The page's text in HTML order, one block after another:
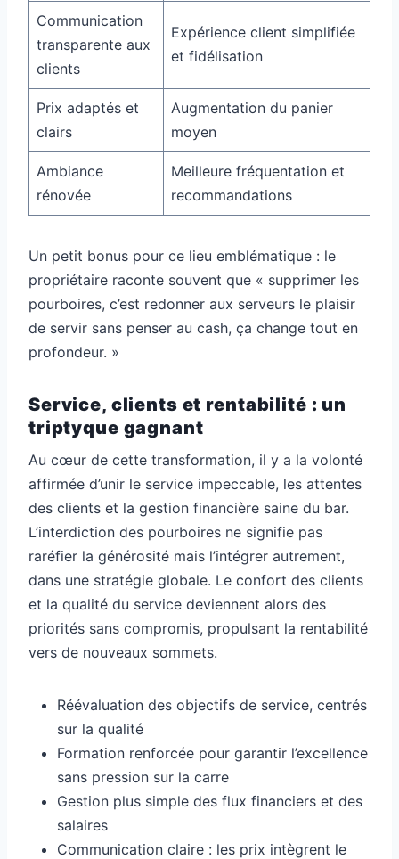
Communication
transparente aux
clients
Expérience client simplifiée
et fidélisation
Prix adaptés et
clairs
Augmentation du panier
moyen
Ambiance
rénovée
Meilleure fréquentation et
recommandations
Un petit bonus pour ce lieu emblématique : le
propriétaire raconte souvent que « supprimer les
pourboires, c’est redonner aux serveurs le plaisir
de servir sans penser au cash, ça change tout en
profondeur. »
Service, clients et rentabilité : un
triptyque gagnant
Au cœur de cette transformation, il y a la volonté
affirmée d’unir le service impeccable, les attentes
des clients et la gestion financière saine du bar.
L’interdiction des pourboires ne signifie pas
raréfier la générosité mais l’intégrer autrement,
dans une stratégie globale. Le confort des clients
et la qualité du service deviennent alors des
priorités sans compromis, propulsant la rentabilité
vers de nouveaux sommets.
Réévaluation des objectifs de service, centrés
sur la qualité
Formation renforcée pour garantir l’excellence
sans pression sur la carre
Gestion plus simple des flux financiers et des
salaires
Communication claire : les prix intègrent le